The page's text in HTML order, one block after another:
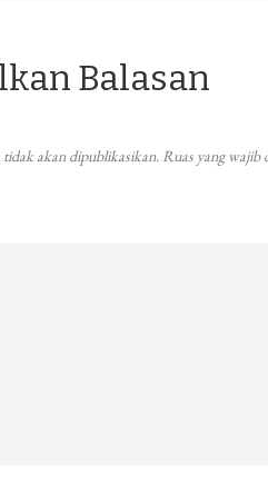
Balasan
akan dipublikasikan. Ruas yang wajib